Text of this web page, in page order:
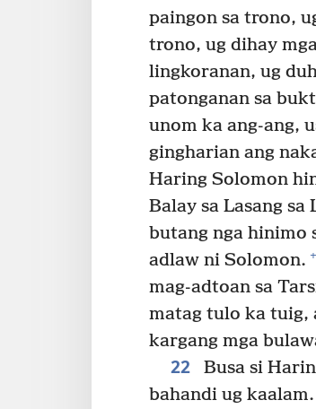
paingon sa trono,
trono, ug dihay
lingkoranan, ug
patonganan sa
unom ka ang-ang,
gingharian ang
Haring Solomon
Balay sa Lasang
butang nga hinimo
adlaw ni Solomon. +
mag-adtoan sa
matag tulo ka tuig,
kargang mga
22
Busa si
bahandi ug kaalam.